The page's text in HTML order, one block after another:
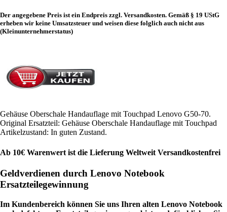
Der angegebene Preis ist ein Endpreis zzgl. Versandkosten. Gemäß § 19 UStG
erheben wir keine Umsatzsteuer und weisen diese folglich auch nicht aus
(Kleinunternehmerstatus)
Gehäuse Oberschale Handauflage mit Touchpad Lenovo G50-70.
Original Ersatzteil: Gehäuse Oberschale Handauflage mit Touchpad
Artikelzustand: In guten Zustand.
Ab 10€ Warenwert ist die Lieferung Weltweit Versandkostenfrei
Geldverdienen durch Lenovo Notebook
Ersatzteilegewinnung
Im Kundenbereich können Sie uns Ihren alten Lenovo Notebook